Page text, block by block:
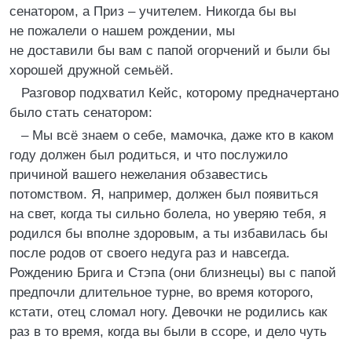
сенатором, а Приз – учителем. Никогда бы вы
не пожалели о нашем рождении, мы
не доставили бы вам с папой огорчений и были бы
хорошей дружной семьёй.
Разговор подхватил Кейс, которому предначертано
было стать сенатором:
– Мы всё знаем о себе, мамочка, даже кто в каком
году должен был родиться, и что послужило
причиной вашего нежелания обзавестись
потомством. Я, например, должен был появиться
на свет, когда ты сильно болела, но уверяю тебя, я
родился бы вполне здоровым, а ты избавилась бы
после родов от своего недуга раз и навсегда.
Рождению Брига и Стэпа (они близнецы) вы с папой
предпочли длительное турне, во время которого,
кстати, отец сломал ногу. Девочки не родились как
раз в то время, когда вы были в ссоре, и дело чуть